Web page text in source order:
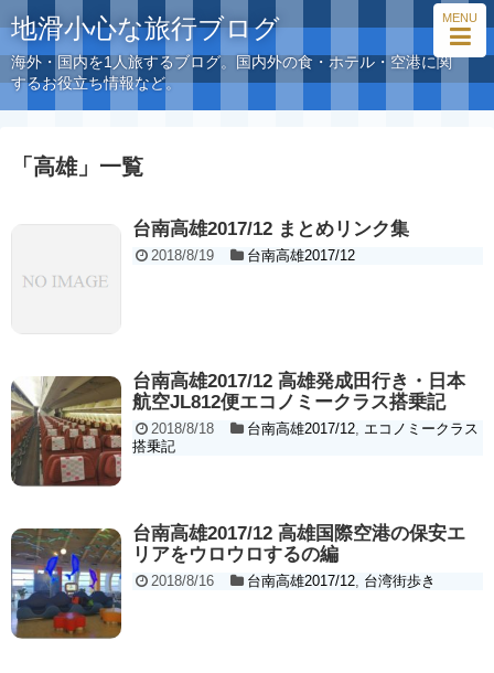
MENU
地滑小心な旅行ブログ
海外・国内を1人旅するブログ。国内外の食・ホテル・空港に関
するお役立ち情報など。
「 高雄」 一覧
台南高雄2017/12 まとめリンク集
2018/8/19 台南高雄2017/12
台南高雄2017/12 高雄発成田行き・日本
航空JL812便エコノミークラス搭乗記
2018/8/18 台南高雄2017/12, エコノミークラス
搭乗記
台南高雄2017/12 高雄国際空港の保安エ
リアをウロウロするの編
2018/8/16 台南高雄2017/12, 台湾街歩き